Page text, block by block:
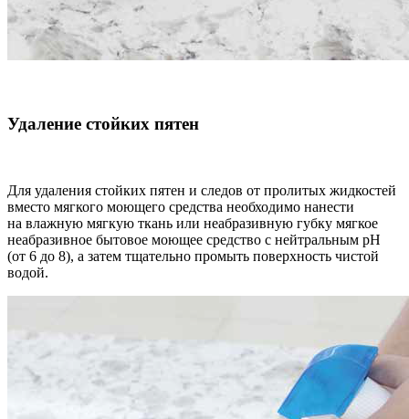
Удаление стойких пятен
Для удаления стойких пятен и следов от пролитых жидкостей
вместо мягкого моющего средства необходимо нанести
на влажную мягкую ткань или неабразивную губку мягкое
неабразивное бытовое моющее средство с нейтральным pH
(от 6 до 8), а затем тщательно промыть поверхность чистой
водой.